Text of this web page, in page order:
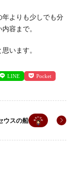
よりも少しでも分
容まで。
います。
LINE Pocket
ウスの船